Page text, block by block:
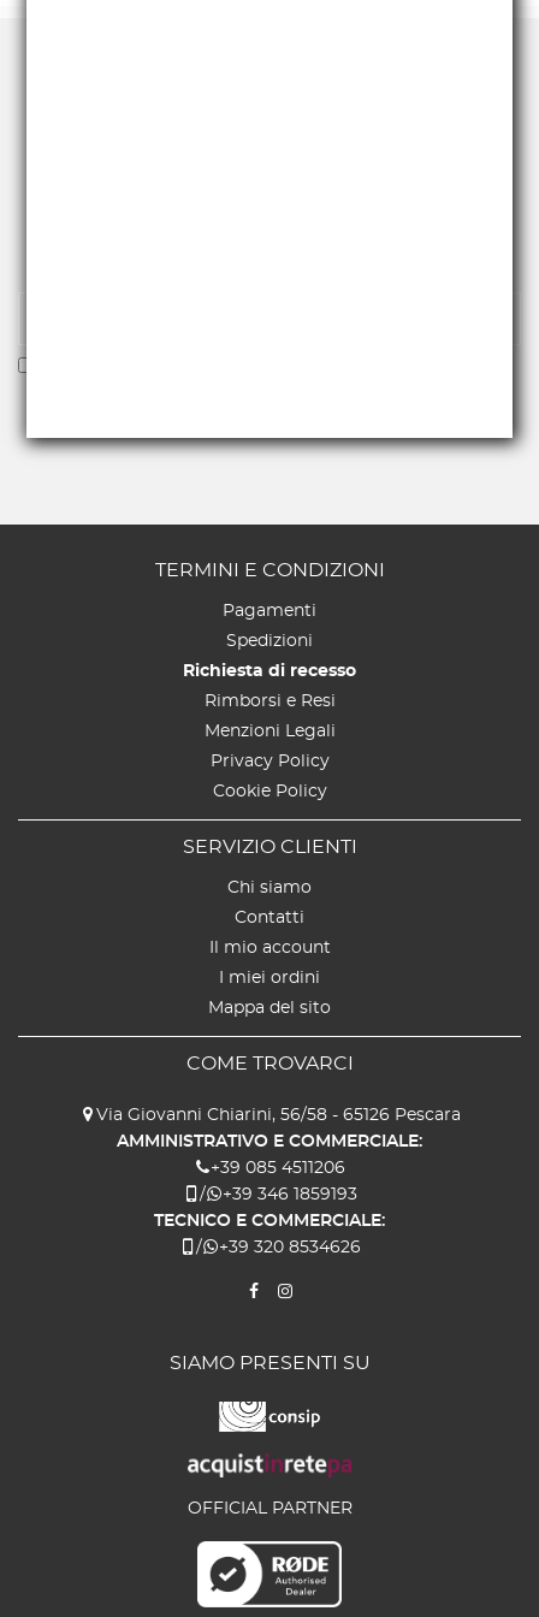
TERMINI E CONDIZIONI
Pagamenti
Spedizioni
Richiesta di recesso
Rimborsi e Resi
Menzioni Legali
Privacy Policy
Cookie Policy
SERVIZIO CLIENTI
Chi siamo
Contatti
Il mio account
I miei ordini
Mappa del sito
COME TROVARCI
Via Giovanni Chiarini, 56/58 - 65126 Pescara
AMMINISTRATIVO E COMMERCIALE:
+39 085 4511206
/
+39 346 1859193
TECNICO E COMMERCIALE:
/
+39 320 8534626
SIAMO PRESENTI SU
OFFICIAL PARTNER